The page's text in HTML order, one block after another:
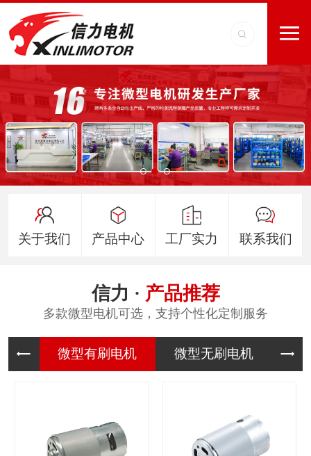
关于我们 产品中心 工厂实力 联系我们
信力 · 产品推荐
多款微型电机可选，支持个性化定制服务
微型有刷 微型无刷 微